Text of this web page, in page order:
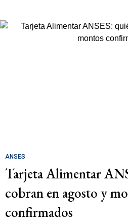
ANSES
Tarjeta Alimentar
cobran en agosto y
confirmados